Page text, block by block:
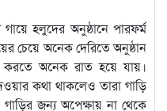
হলুদের অনুষ্ঠানে পারফর্ম
চেয়ে অনেক দেরিতে অনুষ্ঠান
অনেক রাত হয়ে যায়।
কথা থাকলেও তারা গাড়ি
জন্য অপেক্ষায় না থেকে